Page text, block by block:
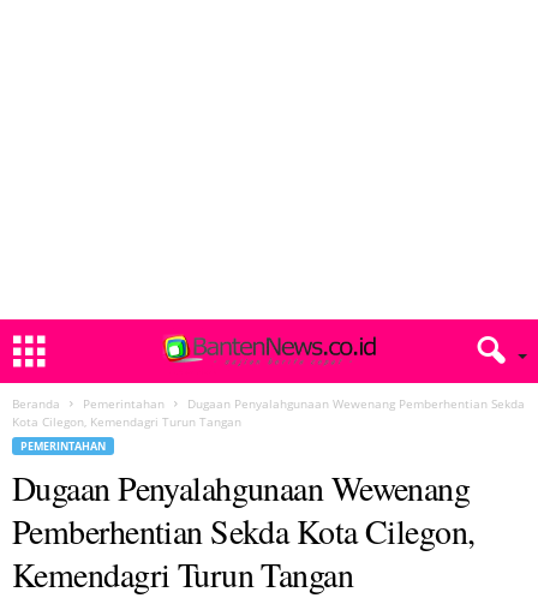
Beranda Pemerintahan
Dugaan Penyalahgunaan Wewenang Pemberhentian Sekda
Kota Cilegon, Kemendagri Turun Tangan
PEMERINTAHAN
Dugaan Penyalahgunaan Wewenang
Pemberhentian Sekda Kota Cilegon,
Kemendagri Turun Tangan